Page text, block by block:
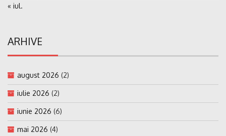
« iul.
ARHIVE
august 2026 (2)
iulie 2026 (2)
iunie 2026 (6)
mai 2026 (4)